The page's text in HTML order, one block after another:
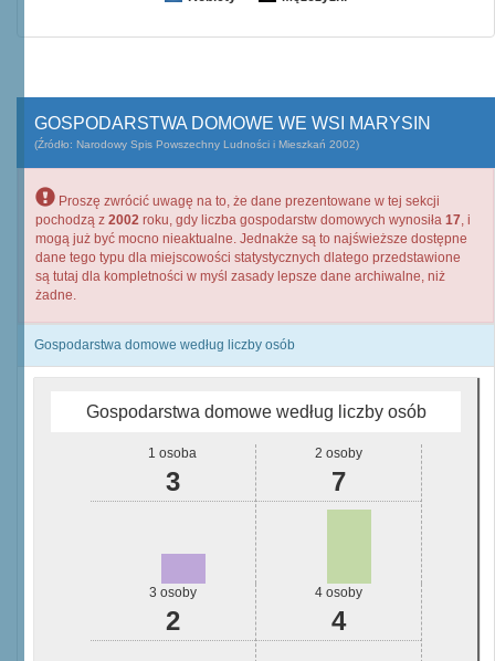
GOSPODARSTWA DOMOWE WE WSI MARYSIN
(Źródło: Narodowy Spis Powszechny Ludności i Mieszkań 2002)
Proszę zwrócić uwagę na to, że dane prezentowane w tej sekcji
pochodzą z 2002 roku, gdy liczba gospodarstw domowych wynosiła 17, i
mogą już być mocno nieaktualne. Jednakże są to najświeższe dostępne
dane tego typu dla miejscowości statystycznych dlatego przedstawione
są tutaj dla kompletności w myśl zasady lepsze dane archiwalne, niż
żadne.
Gospodarstwa domowe według liczby osób
Gospodarstwa domowe według liczby osób
1 osoba
3
2 osoby
7
3 osoby
2
4 osoby
4